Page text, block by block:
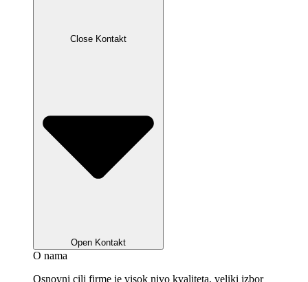
Close Kontakt
Open Kontakt
O nama
Osnovni cilj firme je visok nivo kvaliteta, veliki izbor